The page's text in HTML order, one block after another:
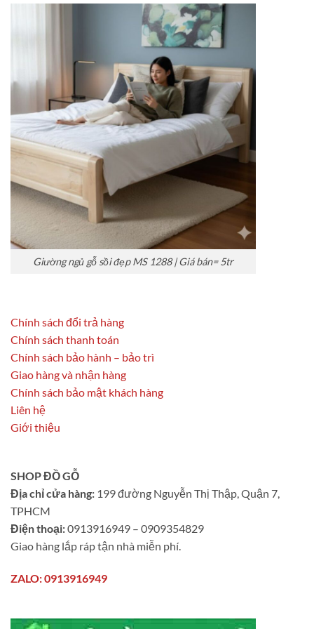
Giường ngủ gỗ sồi đẹp MS 1288 | Giá bán= 5tr
Chính sách đổi trả hàng
Chính sách thanh toán
Chính sách bảo hành – bảo trì
Giao hàng và nhận hàng
Chính sách bảo mật khách hàng
Liên hệ
Giới thiệu
SHOP ĐỒ GỖ
Địa chỉ cửa hàng: 199 đường Nguyễn Thị Thập, Quận 7,
TPHCM
Điện thoại:0913916949 – 0909354829
Giao hàng lắp ráp tận nhà miễn phí.
ZALO: 0913916949